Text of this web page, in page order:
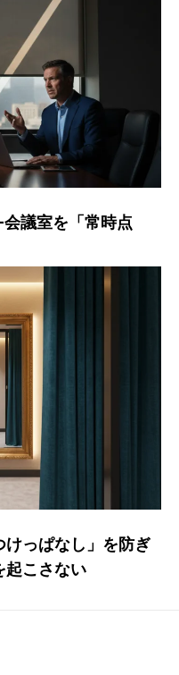
議室を「常時点
っぱなし」を防ぎ
起こさない